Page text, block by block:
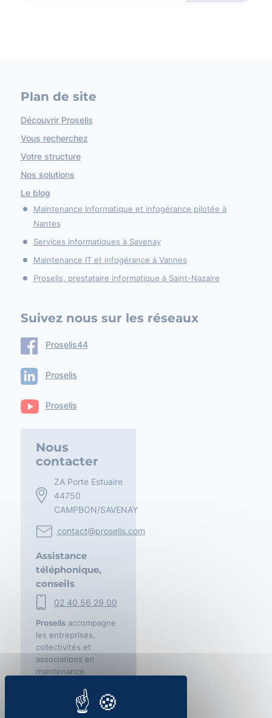
Plan de site
Découvrir Proselis
Vous recherchez
Votre structure
Nos solutions
Le blog
Maintenance Informatique et infogérance pilotée à
Nantes
Services informatiques à Savenay
Maintenance IT et infogérance à Vannes
Proselis, prestataire informatique à Saint-Nazaire
Suivez nous sur les réseaux
Proselis44
Proselis
Proselis
Nous
contacter
ZA Porte Estuaire
44750
CAMPBON/SAVENAY
contact@proselis.com
Assistance
téléphonique,
conseils
02 40 56 29 00
Proselisaccompagne
les entreprises,
collectivités et
associations en
maintenance
infogérance et
cybersécurité à